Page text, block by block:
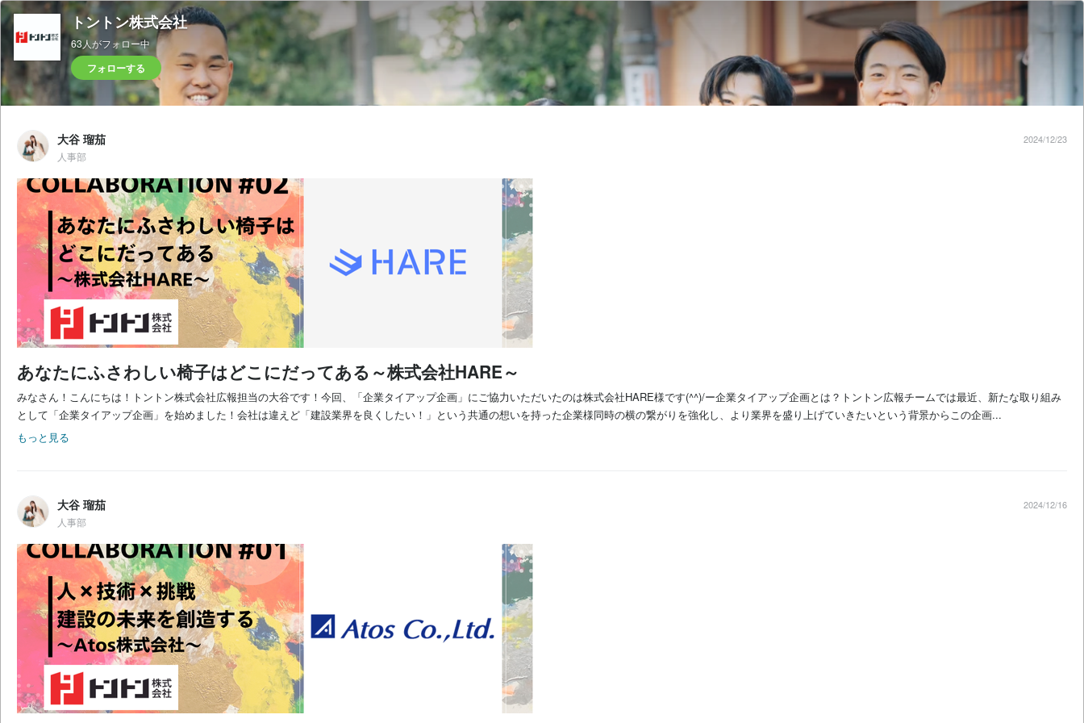
トントン株式会社
63人がフォロー中
フォローする
大谷 瑠茄
人事部
2024/12/23
あなたにふさわしい椅子はどこにだってある～株式会社HARE～
みなさん！こんにちは！トントン株式会社広報担当の大谷です！今回、「企業タイアップ企画」にご協力いただいたのは株式会社HARE様です(^^)/ー企業タイアップ企画とは？トントン広報チームでは最近、新たな取り組み
として「企業タイアップ企画」を始めました！会社は違えど「建設業界を良くしたい！」という共通の想いを持った企業様同時の横の繋がりを強化し、より業界を盛り上げていきたいという背景からこの企画...
もっと見る
大谷 瑠茄
人事部
2024/12/16